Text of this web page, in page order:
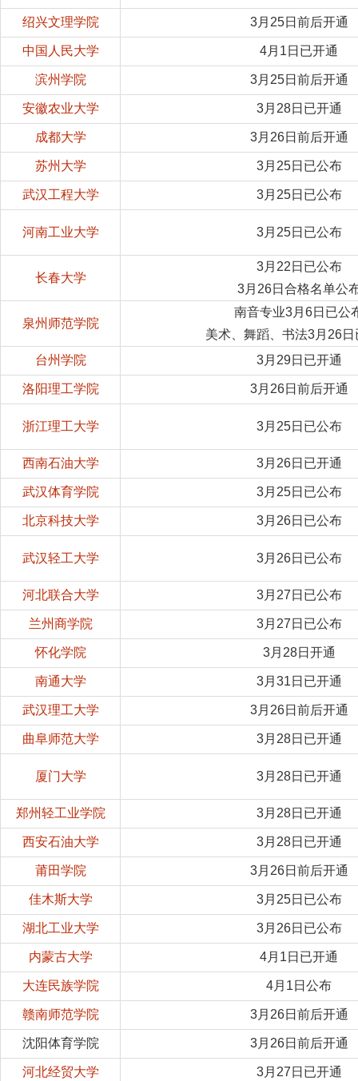
绍兴文理学院 3月25日前后开通
中国人民大学 4月1日已开通
滨州学院 3月25日前后开通
安徽农业大学 3月28日已开通
成都大学 3月26日前后开通
苏州大学 3月25日已公布
武汉工程大学 3月25日已公布
河南工业大学 3月25日已公布
长春大学
3月22日已公布
3月26日合格名单公
泉州师范学院
南音专业3月6日已公
美术、舞蹈、书法3月26日
台州学院
3月29日已开通
洛阳理工学院 3月26日前后开通
浙江理工大学 3月25日已公布
西南石油大学 3月26日已开通
武汉体育学院 3月25日已公布
北京科技大学 3月26日已公布
武汉轻工大学 3月26日已公布
河北联合大学 3月27日已公布
兰州商学院 3月27日已公布
怀化学院 3月28日开通
南通大学 3月31日已开通
武汉理工大学 3月26日前后开通
曲阜师范大学 3月28日已开通
厦门大学 3月28日已开通
郑州轻工业学院 3月28日已开通
西安石油大学 3月28日已开通
莆田学院 3月26日前后开通
佳木斯大学 3月25日已公布
湖北工业大学 3月26日已公布
内蒙古大学 4月1日已开通
大连民族学院 4月1日公布
赣南师范学院 3月26日前后开通
沈阳体育学院 3月26日前后开通
河北经贸大学 3月27日已开通